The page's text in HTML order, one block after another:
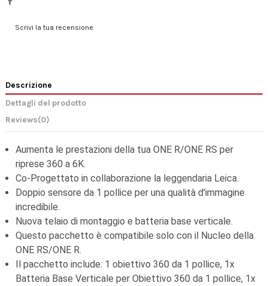
Scrivi la tua recensione
Descrizione
Dettagli del prodotto
Reviews(0)
Aumenta le prestazioni della tua ONE R/ONE RS per
riprese 360 a 6K.
Co-Progettato in collaborazione la leggendaria Leica.
Doppio sensore da 1 pollice per una qualità d'immagine
incredibile.
Nuova telaio di montaggio e batteria base verticale.
Questo pacchetto è compatibile solo con il Nucleo della
ONE RS/ONE R.
Il pacchetto include: 1 obiettivo 360 da 1 pollice, 1x
Batteria Base Verticale per Obiettivo 360 da 1 pollice, 1x